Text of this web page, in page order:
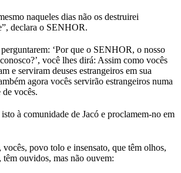
naqueles dias não os destruirei
declara o SENHOR.
‘Por que o SENHOR, o nosso
você lhes dirá: Assim como vocês
e serviram deuses estrangeiros em sua
agora vocês servirão estrangeiros numa
de vocês.
à comunidade de Jacó e proclamem-no em
vocês, povo tolo e insensato, que têm olhos,
têm ouvidos, mas não ouvem: